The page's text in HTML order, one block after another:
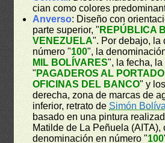
cian como colores
Anverso: Diseño con
parte superior, " REPÚBLICA
VENEZUELA". Por debajo, la
número "100", la
MIL BOLÍVARES", la fecha,
" PAGADEROS AL
OFICINAS DEL BANCO" y
derecha, zona de marcas de
inferior, retrato deSimón
basado en una pintura
Matilde de La Peñuela (AITA),
denominación en número "100